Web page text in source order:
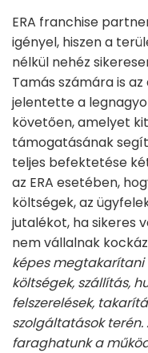
ERA franchise
igényel, hiszen a
nélkül nehéz
Tamás számára is
jelentette a
követően, amelyet
támogatásának
teljes befektetése
az ERA esetében,
költségek, az
jutalékot, ha sikeres
nem vállalnak
képes megtakarítani
költségek, szállítás,
felszerelések,
szolgáltatások
faraghatunk a